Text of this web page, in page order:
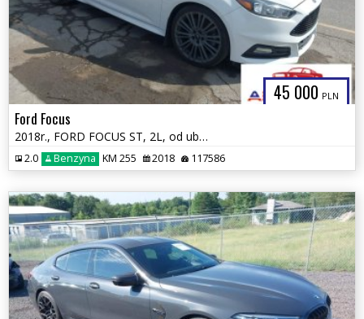
45 000 PLN
Ford Focus
2018r., FORD FOCUS ST, 2L, od ubezpieczalni
2.0 Benzyna KM 255 2018 117586